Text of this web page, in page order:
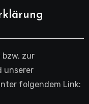
zur
unserer
folgendem Link: